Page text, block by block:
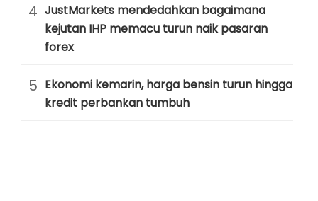
4 JustMarkets mendedahkan bagaimana
kejutan IHP memacu turun naik pasaran
forex
5 Ekonomi kemarin, harga bensin turun hingga
kredit perbankan tumbuh